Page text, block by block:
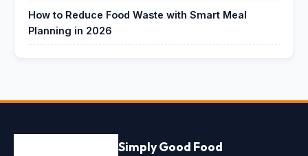
How to Reduce Food Waste with Smart Meal
Planning in 2026
Simply Good Food